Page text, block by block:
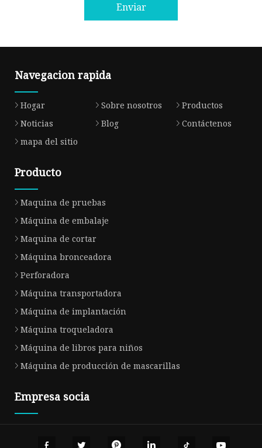
Enviar
Navegacion rapida
Hogar Sobre nosotros
Productos
Noticias
Blog
Contáctenos
mapa del sitio
Producto
Maquina de pruebas
Máquina de embalaje
Maquina de cortar
Máquina bronceadora
Perforadora
Máquina transportadora
Máquina de implantación
Máquina troqueladora
Máquina de libros para niños
Máquina de producción de mascarillas
Empresa socia